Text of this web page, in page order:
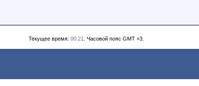
Текущее время: 00:21 . Часовой пояс GMT +3.